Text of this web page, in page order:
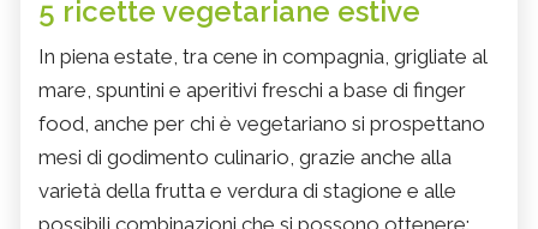
5 ricette vegetariane estive
In piena estate, tra cene in compagnia, grigliate al
mare, spuntini e aperitivi freschi a base di finger
food, anche per chi è vegetariano si prospettano
mesi di godimento culinario, grazie anche alla
varietà della frutta e verdura di stagione e alle